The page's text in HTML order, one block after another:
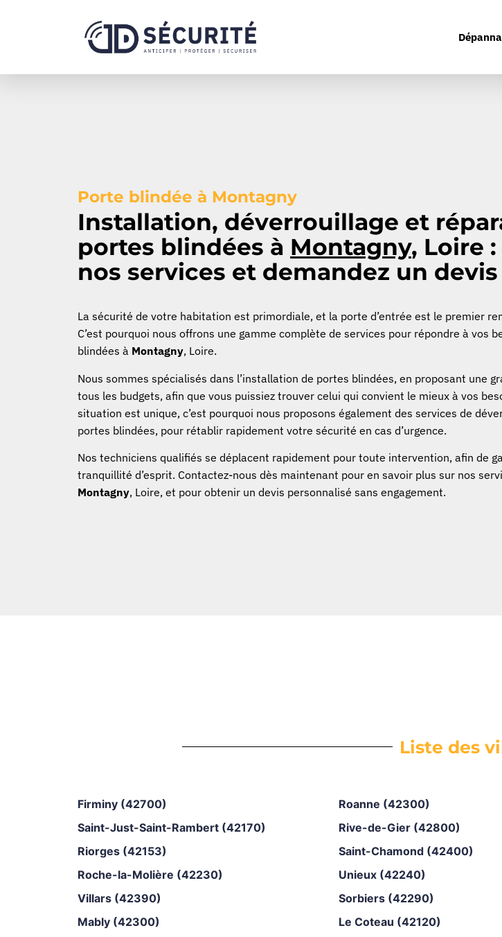
Porte blindée à Montagny
Installation, déverrouillage et
portes blindées à Montagny, Loire
nos services et demandez un devis
La sécurité de votre habitation est primordiale, et la porte d’entrée est le premier
C’est pourquoi nous offrons une gamme complète de services pour répondre à vos
blindées à Montagny, Loire.
Nous sommes spécialisés dans l’installation de portes blindées, en proposant une
tous les budgets, afin que vous puissiez trouver celui qui convient le mieux à vos
situation est unique, c’est pourquoi nous proposons également des services de
portes blindées, pour rétablir rapidement votre sécurité en cas d’urgence.
Nos techniciens qualifiés se déplacent rapidement pour toute intervention, afin de
tranquillité d’esprit. Contactez-nous dès maintenant pour en savoir plus sur nos
Montagny, Loire, et pour obtenir un devis personnalisé sans engagement.
Liste des
Firminy (42700) Roanne (42300)
Saint-Just-Saint-Rambert (42170)
Rive-de-Gier (42800)
Riorges (42153)
Saint-Chamond (42400)
Roche-la-Molière (42230)
Unieux (42240)
Villars (42390)
Sorbiers (42290)
Mably (42300)
Le Coteau (42120)